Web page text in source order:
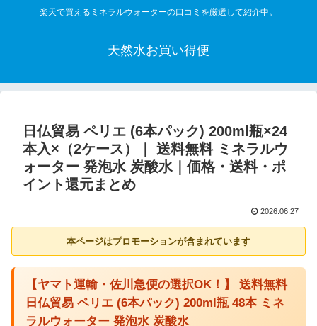
楽天で買えるミネラルウォーターの口コミを厳選して紹介中。
天然水お買い得便
日仏貿易 ペリエ (6本パック) 200ml瓶×24
本入×（2ケース）｜ 送料無料 ミネラルウ
ォーター 発泡水 炭酸水｜価格・送料・ポ
イント還元まとめ
2026.06.27
本ページはプロモーションが含まれています
【ヤマト運輸・佐川急便の選択OK！】 送料無料
日仏貿易 ペリエ (6本パック) 200ml瓶 48本 ミネ
ラルウォーター 発泡水 炭酸水